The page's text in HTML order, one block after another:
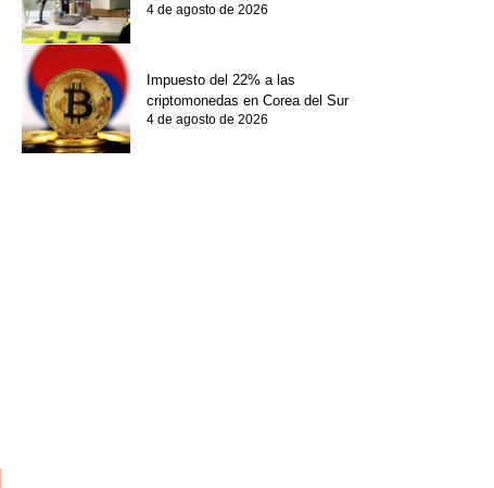
4 de agosto de 2026
Impuesto del 22% a las
criptomonedas en Corea del Sur
4 de agosto de 2026